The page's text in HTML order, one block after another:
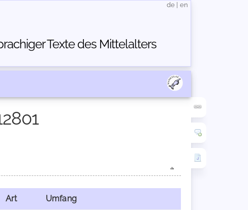
Texte des Mittelalters
de en
Art Umfang